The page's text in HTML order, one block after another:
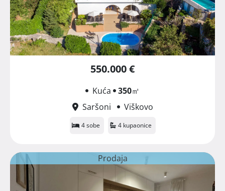
550.000 €
Kuća 350㎡
Saršoni
Viškovo
4 sobe 4 kupaonice
Prodaja